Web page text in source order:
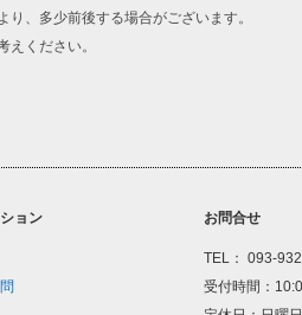
、多少前後する場合がございます。
えください。
ョン お問合せ
TEL： 093-
受付時間：